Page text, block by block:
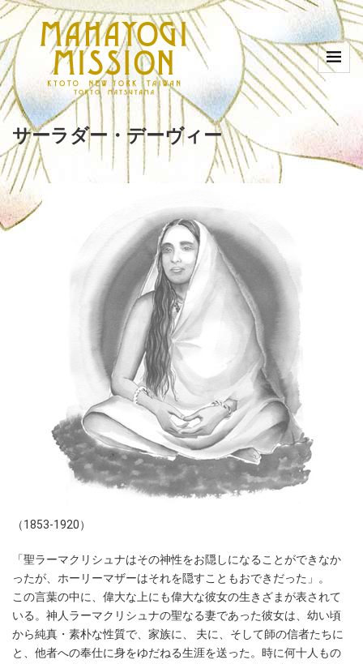
サーラダー・デーヴィー
（1853-1920）
「聖ラーマクリシュナはその神性をお隠しになることができなか
ったが、ホーリーマザーはそれを隠すこともおできだった」。
この言葉の中に、偉大な上にも偉大な彼女の生きざまが表されて
いる。神人ラーマクリシュナの聖なる妻であった彼女は、幼い頃
から純真・素朴な性質で、家族に、 夫に、そして師の信者たちに
と、他者への奉仕に身をゆだねる生涯を送った。時に何十人もの